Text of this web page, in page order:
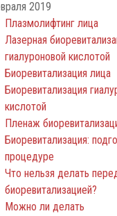
2019
Плазмолифтинг лица
Лазерная
гиалуроновой кислотой
Биоревитализация лица
Биоревитализация
кислотой
Пленаж
Биоревитализация:
процедуре
Что нельзя делать
биоревитализацией?
Можно ли делать